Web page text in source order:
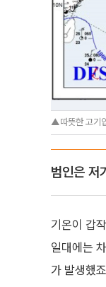
▲따뜻한 고기
범인은 저
기온이 갑
일대에는
가 발생했